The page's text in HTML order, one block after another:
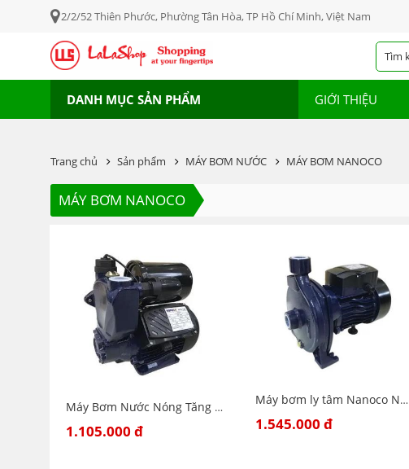
2/2/52 Thiên Phước, Phường Tân Hòa, TP Hồ Chí Minh, Việt Nam
DANH MỤC SẢN PHẨM GIỚI THIỆU
Trang chủ Sản phẩm MÁY BƠM NƯỚC MÁY BƠM NANOCO
MÁY BƠM NANOCO
Máy Bơm Nước Nóng Tăng Áp Điện Tử Nanoco NSP128-A
1.105.000 đ
Máy bơm ly tâm Nanoco NCP750
1.545.000 đ